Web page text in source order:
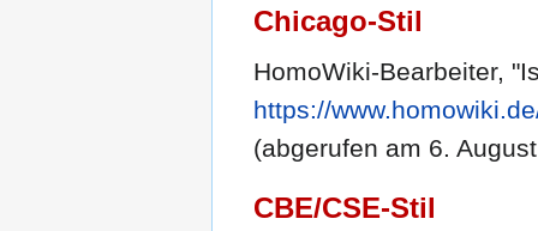
Chicago-Stil
HomoWiki-Bearbeiter,
https://
(abgerufen am 6.
CBE/CSE-Stil